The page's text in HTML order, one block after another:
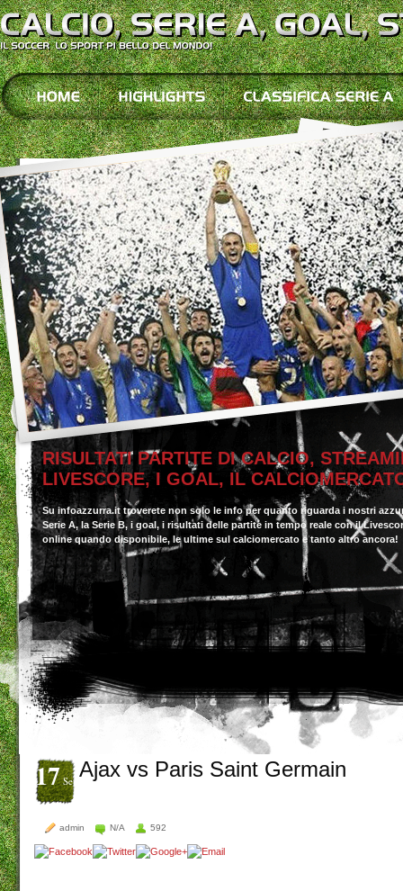
RISULTATI PARTITE DI CALCIO,
LIVESCORE, I GOAL, IL
Su infoazzurra.it troverete non solo le info per quanto riguarda i nostri
Serie A, la Serie B, i goal, i risultati delle partite in tempo reale con il
online quando disponibile, le ultime sul calciomercato e tanto altro ancora!
17Set Ajax vs Paris Saint Germain
admin N/A 592